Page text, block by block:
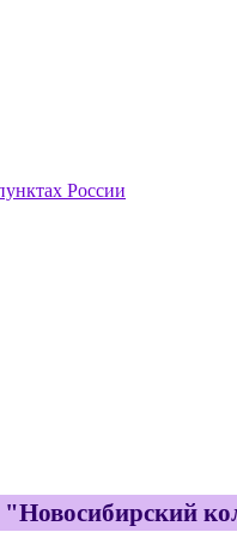
России